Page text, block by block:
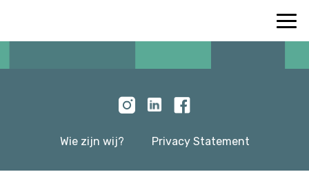
Wie zijn wij? Privacy Statement